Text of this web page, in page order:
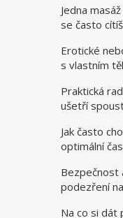
Jedna
se často
Erotické
s vlastním
Praktická
ušetří
Jak často
optimální
Bezpečnost
podezření
Na co si dát